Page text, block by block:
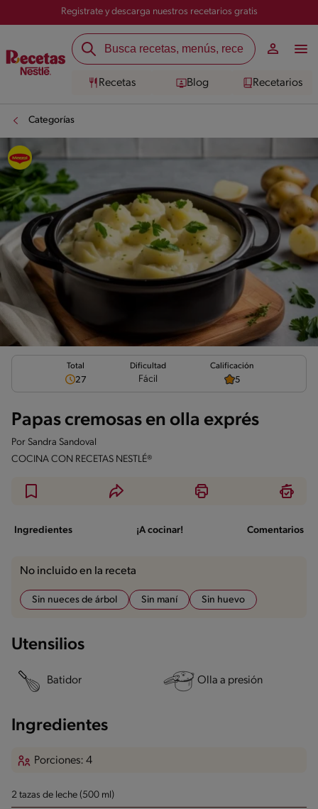
Registrate y descarga nuestros recetarios gratis
Recetas Blog Recetarios
Categorías
Total
27
Dificultad
Fácil
Calificación
5
Papas cremosas en olla exprés
Por Sandra Sandoval
COCINA CON RECETAS NESTLÉ®
Ingredientes ¡A cocinar! Comentarios
No incluido en la receta
Sin nueces de árbol Sin maní Sin huevo
Utensilios
Batidor Olla a presión
Ingredientes
Porciones: 4
2 tazas de leche (500 ml)